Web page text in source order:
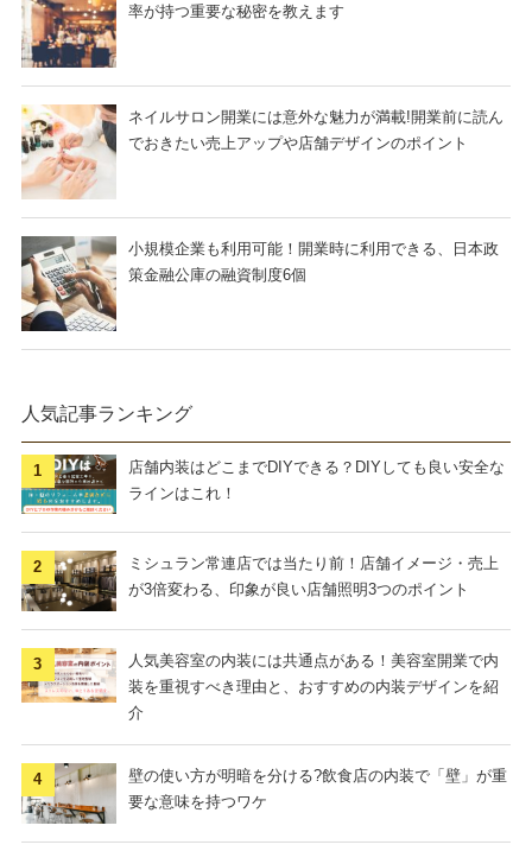
率が持つ重要な秘密を教えます
ネイルサロン開業には意外な魅力が満載!開業前に読ん
でおきたい売上アップや店舗デザインのポイント
小規模企業も利用可能！開業時に利用できる、日本政
策金融公庫の融資制度6個
人気記事ランキング
店舗内装はどこまでDIYできる？DIYしても良い安全な
ラインはこれ！
ミシュラン常連店では当たり前！店舗イメージ・売上
が3倍変わる、印象が良い店舗照明3つのポイント
人気美容室の内装には共通点がある！美容室開業で内
装を重視すべき理由と、おすすめの内装デザインを紹
介
壁の使い方が明暗を分ける?飲食店の内装で「壁」が重
要な意味を持つワケ